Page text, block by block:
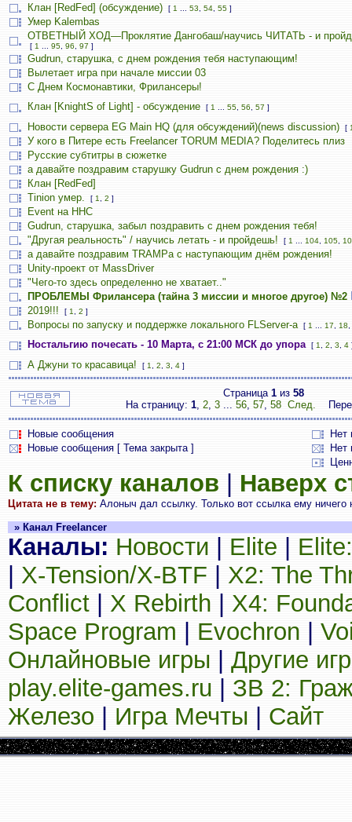
Клан [RedFed] (обсуждение) [ 1 53 54 55 ]
Умер Kalembas
ОТВЕТНЫЙ ХОД—Проклятие Дангобаш/научись ЧИТАТЬ - и
[ 1 95 96 97 ]
Gudrun, старушка, с днем рождения тебя наступающим!
Вылетает игра при начале миссии 03
С Днем Космонавтики, Фрилансеры!
Клан [KnightS of Light] - обсуждение
[ 1 55 56 57 ]
Новости сервера EG Main HQ (для обсуждений)(news discussion) [
У кого в Питере есть Freelancer TORUM MEDIA? Поделитесь плиз
Русские субтитры в сюжетке
а давайте поздравим старушку Gudrun с днем рождения :)
Клан [RedFed]
Tinion умер.
[ 1 2 ]
Event на HHC
Gudrun, старушка, забыл поздравить с днем рождения тебя!
"Другая реальность" / научись летать - и пройдешь!
[ 1 104 105
а давайте поздравим TRAMPа с наступающим днём рождения!
Unity-проект от MassDriver
"Чего-то здесь определенно не хватает.."
ПРОБЛЕМЫ Фрилансера (тайна 3 миссии и многое другое) №2
2019!!!
[ 1 2 ]
Вопросы по запуску и поддержке локального FLServer-a [ 1 17 18
Ностальгию почесать - 10 Марта, с 21:00 МСК до упора [ 1 2 3 4
А Джуни то красавица! [ 1 2 3 4 ]
Страница 1из 58
На страницу: 1, 2, 3 ... 56, 57, 58 След.
Новые сообщения
Нет
Новые сообщения [ Тема закрыта ]
Нет
К списку каналов Наверх
Цитата не в тему: Алоныч дал ссылку. Только вот ссылка ему ничего
» Канал Freelancer
Каналы: Новости Elite
X-Tension/X-BTF
X2: The
Conflict
X Rebirth
X4:
Space Program
Evochron
Онлайновые игры
Другие
play.elite-games.ru
ЗВ 2:
Железо
Игра Мечты Сайт